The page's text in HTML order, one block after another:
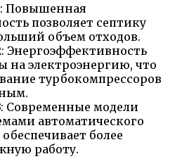
Повышенная
позволяет септику
объем отходов.
Энергоэффективность
на электроэнергию, что
турбокомпрессоров
Современные модели
автоматического
более
работу.